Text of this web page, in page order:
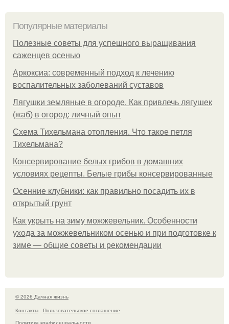
Популярные материалы
Полезные советы для успешного выращивания
саженцев осенью
Аркоксиа: современный подход к лечению
воспалительных заболеваний суставов
Лягушки земляные в огороде. Как привлечь лягушек
(жаб) в огород: личный опыт
Схема Тихельмана отопления. Что такое петля
Тихельмана?
Консервирование белых грибов в домашних
условиях рецепты. Белые грибы консервированные
Осенние клубники: как правильно посадить их в
открытый грунт
Как укрыть на зиму можжевельник. Особенности
ухода за можжевельником осенью и при подготовке к
зиме — общие советы и рекомендации
© 2026 Дачная жизнь
Контакты
Пользовательское соглашение
Политика конфидециальности